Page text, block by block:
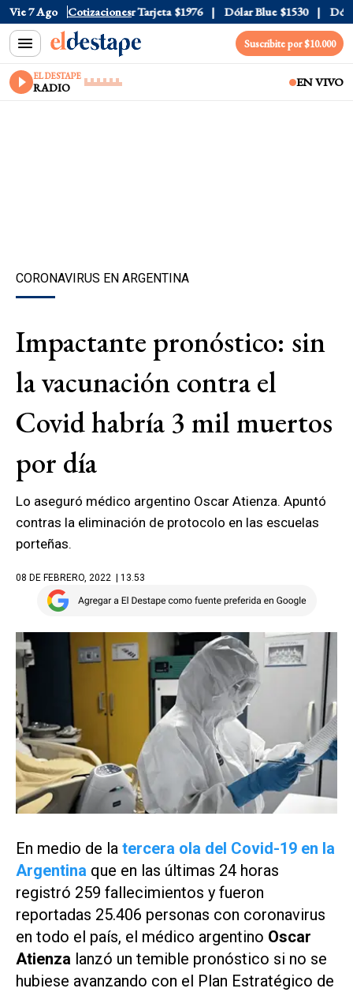
Vie 7 Ago Cotizaciones
$1520 Dólar Tarjeta $1976 Dólar Blue $1530 Dólar
Suscribite por $10.000
EL DESTAPE
RADIO EN VIVO
CORONAVIRUS EN ARGENTINA
Impactante pronóstico: sin
la vacunación contra el
Covid habría 3 mil muertos
por día
Lo aseguró médico argentino Oscar Atienza. Apuntó
contras la eliminación de protocolo en las escuelas
porteñas.
08 DE FEBRERO, 2022 | 13.53
En medio de la tercera ola del Covid-19 en la
Argentina que en las últimas 24 horas
registró 259 fallecimientos y fueron
reportadas 25.406 personas con coronavirus
en todo el país, el médico argentino Oscar
Atienza lanzó un temible pronóstico si no se
hubiese avanzando con el Plan Estratégico de